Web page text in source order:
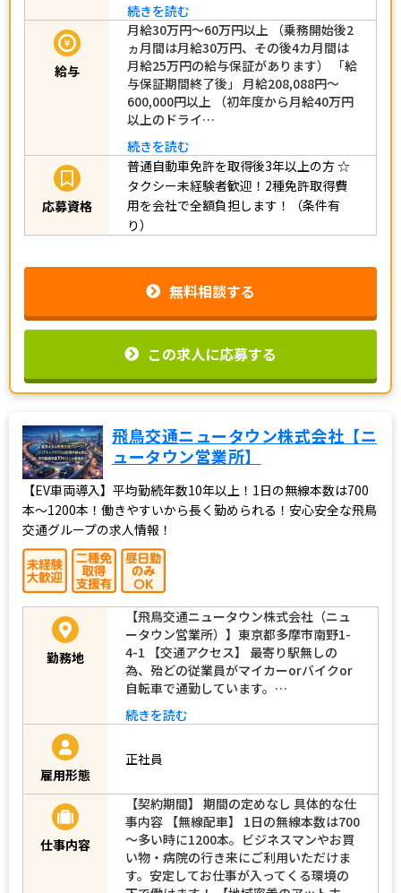
続きを読む
給与
月給30万円～60万円以上 （乗務開始後2
ヵ月間は月給30万円、その後4カ月間は
月給25万円の給与保証があります） 「給
与保証期間終了後」 月給208,088円～
600,000円以上 （初年度から月給40万円
以上のドライ…
続きを読む
応募資格
普通自動車免許を取得後3年以上の方☆
タクシー未経験者歓迎！2種免許取得費
用を会社で全額負担します！（条件有
り）
無料相談する
この求人に応募する
飛鳥交通ニュータウン株式会社【ニ
ュータウン営業所】
【EV車両導入】平均勤続年数10年以上！1日の無線本数は700
本～1200本！働きやすいから長く勤められる！安心安全な飛鳥
交通グループの求人情報！
勤務地
【飛鳥交通ニュータウン株式会社（ニュ
ータウン営業所）】東京都多摩市南野1-
4-1 【交通アクセス】 最寄り駅無しの
為、殆どの従業員がマイカーorバイクor
自転車で通勤しています。…
続きを読む
雇用形態
正社員
仕事内容
【契約期間】 期間の定めなし 具体的な仕
事内容 【無線配車】 1日の無線本数は700
～多い時に1200本。ビジネスマンやお買
い物・病院の行き来にご利用いただけま
す。安定してお仕事が入ってくる環境の